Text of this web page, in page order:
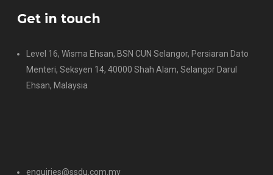
Get in touch
Level 16, Wisma Ehsan, BSN CUN Selangor, Persiaran Dato
Menteri, Seksyen 14, 40000 Shah Alam, Selangor Darul
Ehsan, Malaysia
enquiries@ssdu.com.my